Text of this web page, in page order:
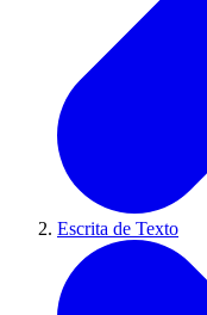
Escrita de Texto